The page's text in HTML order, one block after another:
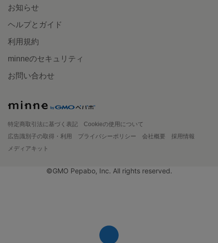
お知らせ
ヘルプとガイド
利用規約
minneのセキュリティ
お問い合わせ
特定商取引法に基づく表記
Cookieの使用について
広告識別子の取得・利用
プライバシーポリシー 会社概要
採用情報
メディアキット
©GMO Pepabo, Inc. All rights reserved.